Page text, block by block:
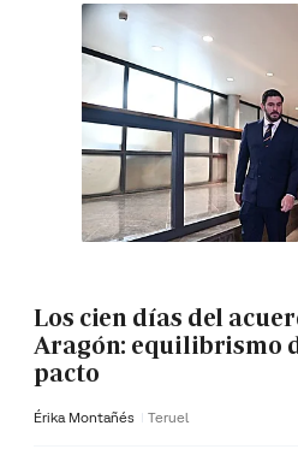
Los cien días del
Aragón: equilibrismo
pacto
Érika Montañés Teruel